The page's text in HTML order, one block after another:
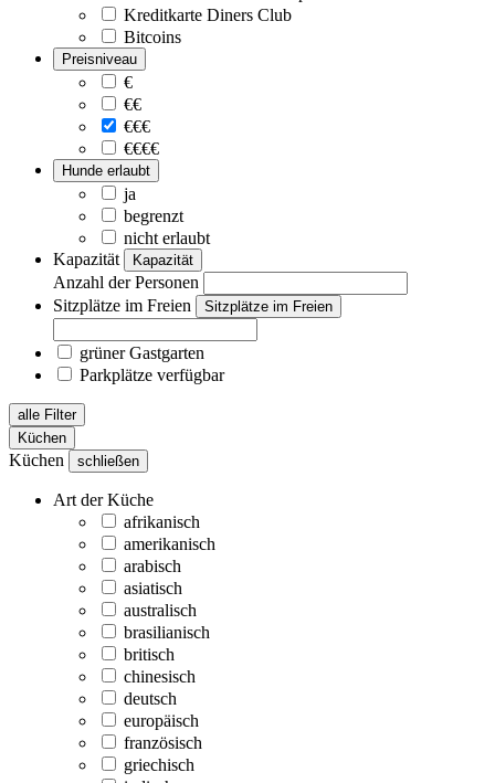
Kreditkarte Diners Club
Bitcoins
Preisniveau
€
€€
€€€
€€€€
Hunde erlaubt
ja
begrenzt
nicht erlaubt
Kapazität
Kapazität
Anzahl der Personen
Sitzplätze im Freien
Sitzplätze im Freien
grüner Gastgarten
Parkplätze verfügbar
alle Filter
Küchen
Küchen schließen
Art der Küche
afrikanisch
amerikanisch
arabisch
asiatisch
australisch
brasilianisch
britisch
chinesisch
deutsch
europäisch
französisch
griechisch